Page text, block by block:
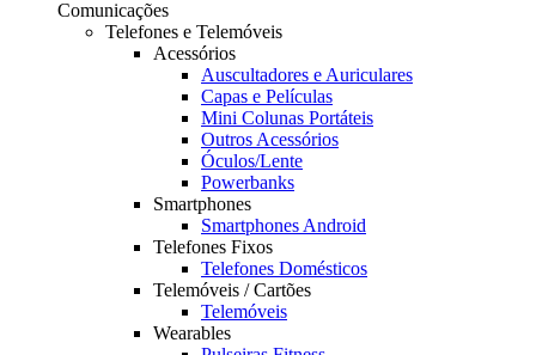
Comunicações
Telefones e Telemóveis
Acessórios
Auscultadores e Auriculares
Capas e Películas
Mini Colunas Portáteis
Outros Acessórios
Óculos/Lente
Powerbanks
Smartphones
Smartphones Android
Telefones Fixos
Telefones Domésticos
Telemóveis / Cartões
Telemóveis
Wearables